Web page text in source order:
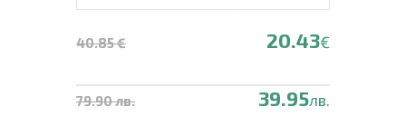
40.85 € 20.43€
79.90 лв. 39.95лв.